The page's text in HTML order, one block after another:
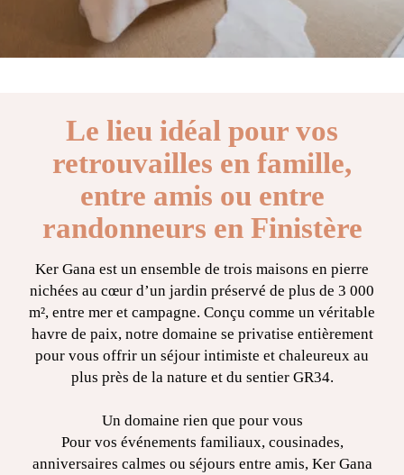
Le lieu idéal pour vos
retrouvailles en famille,
entre amis ou entre
randonneurs en Finistère
Ker Gana est un ensemble de trois maisons en pierre
nichées au cœur d’un jardin préservé de plus de 3 000
m², entre mer et campagne. Conçu comme un véritable
havre de paix, notre domaine se privatise entièrement
pour vous offrir un séjour intimiste et chaleureux au
plus près de la nature et du sentier GR34.
Un domaine rien que pour vous
Pour vos événements familiaux, cousinades,
anniversaires calmes ou séjours entre amis, Ker Gana